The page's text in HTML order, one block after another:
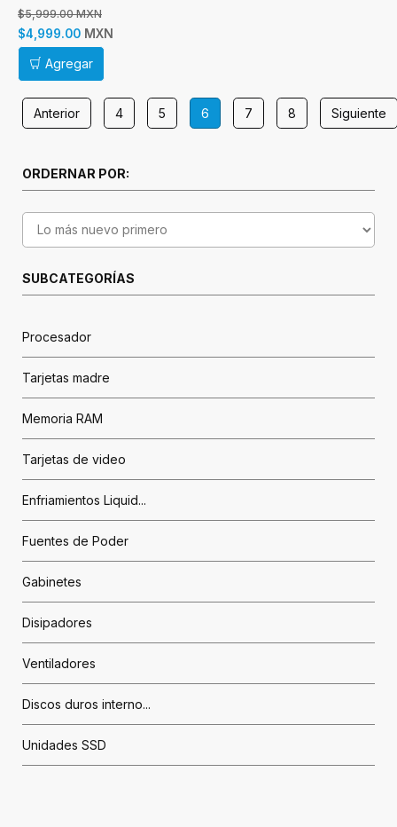
Disipador - Ultra Series 2
Arrow Lake
$5,999.00 MXN
$4,999.00 MXN
Agregar
Anterior 4 5 6 7 8 Siguiente
ORDERNAR POR:
SUBCATEGORÍAS
Procesador
Tarjetas madre
Memoria RAM
Tarjetas de video
Enfriamientos Liquid...
Fuentes de Poder
Gabinetes
Disipadores
Ventiladores
Discos duros interno...
Unidades SSD